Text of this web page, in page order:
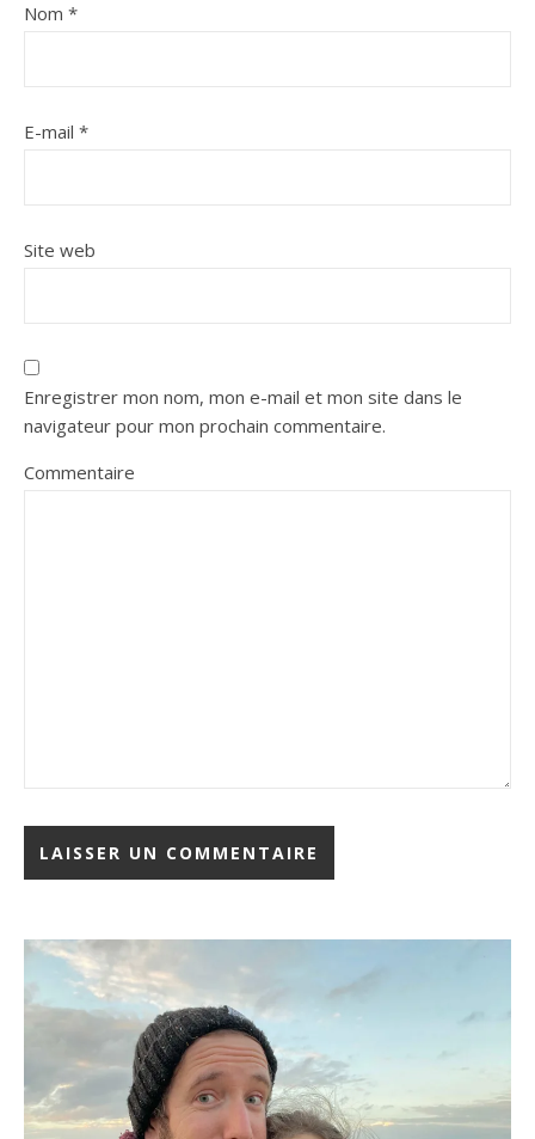
Nom *
E-mail *
Site web
Enregistrer mon nom, mon e-mail et mon site dans le
navigateur pour mon prochain commentaire.
Commentaire